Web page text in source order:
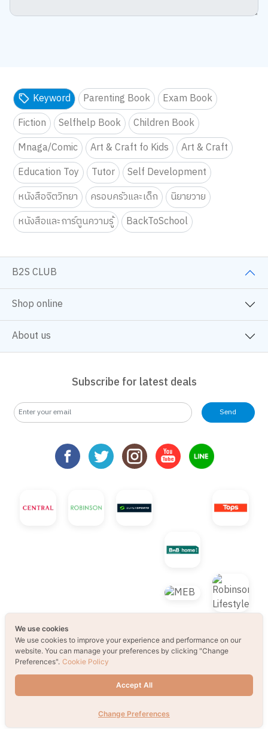
Keyword Parenting Book
Exam Book
Fiction
Selfhelp Book
Children Book
Mnaga/Comic
Art & Craft fo Kids
Art & Craft
Education Toy
Tutor
Self Development
หนังสือจิตวิทยา
ครอบครัวและเด็ก
นิยายวาย
หนังสือและการ์ตูนความรู้
BackToSchool
B2S CLUB
Shop online
About us
Subscribe for latest deals
Send
© 2021 B2S CLUB, All rights reserved. Web
Design by
We use cookies
We use cookies to improve your experience and performance on our
website. You can manage your preferences by clicking "Change
Preferences". Cookie Policy
Accept All
Change Preferences